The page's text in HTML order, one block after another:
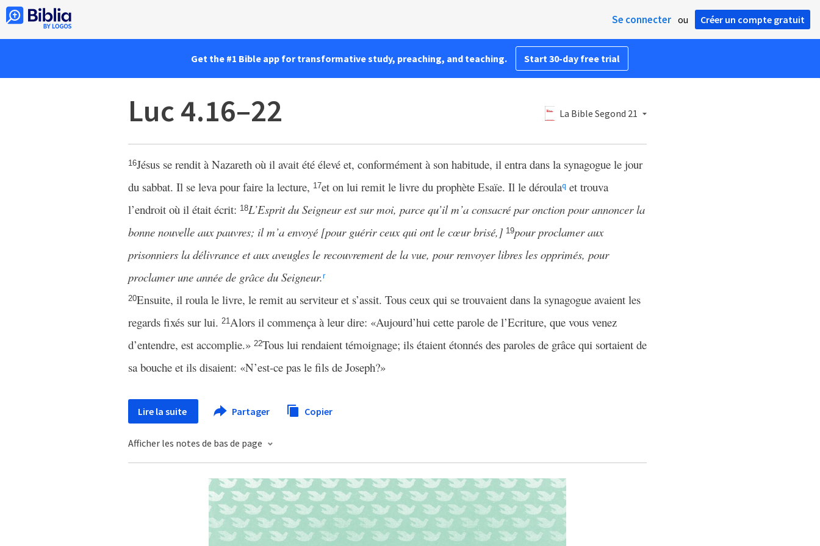
Se connecter ou Créer un compte gratuit
Get the #1 Bible app for transformative study, preaching, and teaching. Start 30-day free trial
Luc 4.16–22 La Bible Segond 21
16Jésus se rendit à Nazareth où il avait été élevé et, conformément à son habitude, il entra dans la synagogue le jour
du sabbat. Il se leva pour faire la lecture, 17et on lui remit le livre du prophète Esaïe. Il le déroulaq et trouva
l’endroit où il était écrit: 18L’Esprit du Seigneur est sur moi, parce qu’il m’a consacré par onction pour annoncer la
bonne nouvelle aux pauvres; il m’a envoyé [pour guérir ceux qui ont le cœur brisé,] 19pour proclamer aux
prisonniers la délivrance et aux aveugles le recouvrement de la vue, pour renvoyer libres les opprimés, pour
proclamer une année de grâce du Seigneur.r
20Ensuite, il roula le livre, le remit au serviteur et s’assit. Tous ceux qui se trouvaient dans la synagogue avaient les
regards fixés sur lui. 21Alors il commença à leur dire: «Aujourd’hui cette parole de l’Ecriture, que vous venez
d’entendre, est accomplie.» 22Tous lui rendaient témoignage; ils étaient étonnés des paroles de grâce qui sortaient de
sa bouche et ils disaient: «N’est-ce pas le fils de Joseph?»
Lire la suite Partager Copier
Afficher les notes de bas de page